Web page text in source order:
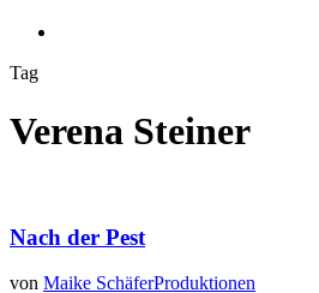
Tag
Verena Steiner
Nach der Pest
von Maike SchäferProduktionen